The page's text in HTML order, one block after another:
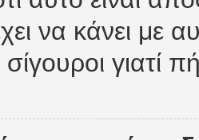
να κάνει με
σίγουροι γιατί